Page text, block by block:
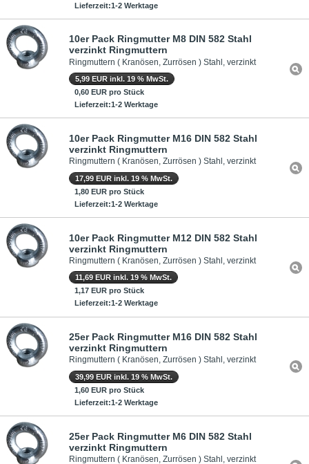
Lieferzeit:1-2 Werktage
10er Pack Ringmutter M8 DIN 582 Stahl
verzinkt Ringmuttern
Ringmuttern ( Kranösen, Zurrösen ) Stahl, verzinkt
5,99 EUR inkl. 19 % MwSt.
0,60 EUR pro Stück
Lieferzeit:1-2 Werktage
10er Pack Ringmutter M16 DIN 582 Stahl
verzinkt Ringmuttern
Ringmuttern ( Kranösen, Zurrösen ) Stahl, verzinkt
17,99 EUR inkl. 19 % MwSt.
1,80 EUR pro Stück
Lieferzeit:1-2 Werktage
10er Pack Ringmutter M12 DIN 582 Stahl
verzinkt Ringmuttern
Ringmuttern ( Kranösen, Zurrösen ) Stahl, verzinkt
11,69 EUR inkl. 19 % MwSt.
1,17 EUR pro Stück
Lieferzeit:1-2 Werktage
25er Pack Ringmutter M16 DIN 582 Stahl
verzinkt Ringmuttern
Ringmuttern ( Kranösen, Zurrösen ) Stahl, verzinkt
39,99 EUR inkl. 19 % MwSt.
1,60 EUR pro Stück
Lieferzeit:1-2 Werktage
25er Pack Ringmutter M6 DIN 582 Stahl
verzinkt Ringmuttern
Ringmuttern ( Kranösen, Zurrösen ) Stahl, verzinkt